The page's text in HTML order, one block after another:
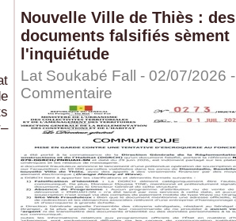
Nouvelle Ville de Thiès : des
documents falsifiés sèment
l'inquiétude
Lat Soukabé Fall - 02/07/2026 -
Commentaire